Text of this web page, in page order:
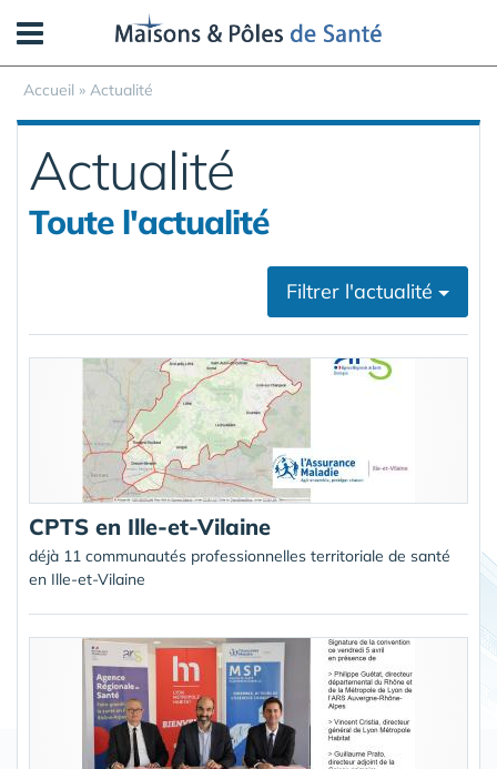
Accueil » Actualité
Actualité
Toute l'actualité
Filtrer l'actualité
CPTS en Ille-et-Vilaine
déjà 11 communautés professionnelles territoriale de santé
en Ille-et-Vilaine
Panneau de gestion des cookies